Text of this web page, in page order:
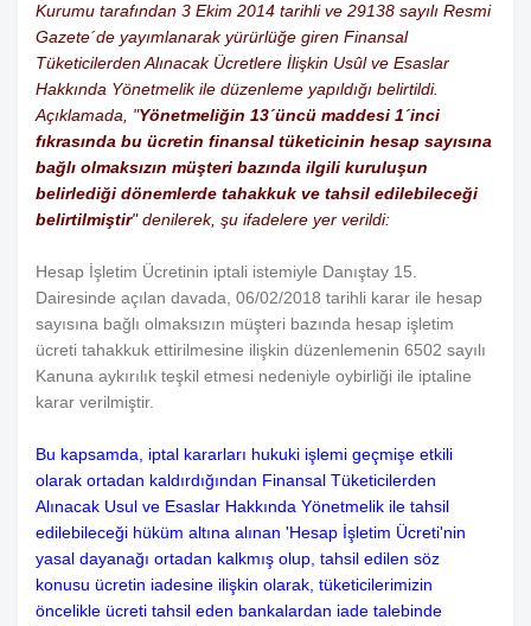
Kurumu tarafından 3 Ekim 2014 tarihli ve 29138 sayılı Resmi
Gazete´de yayımlanarak yürürlüğe giren Finansal
Tüketicilerden Alınacak Ücretlere İlişkin Usûl ve Esaslar
Hakkında Yönetmelik ile düzenleme yapıldığı belirtildi.
Açıklamada, "Yönetmeliğin 13´üncü maddesi 1´inci
fıkrasında bu ücretin finansal tüketicinin hesap sayısına
bağlı olmaksızın müşteri bazında ilgili kuruluşun
belirlediği dönemlerde tahakkuk ve tahsil edilebileceği
belirtilmiştir" denilerek, şu ifadelere yer verildi:
Hesap İşletim Ücretinin iptali istemiyle Danıştay 15.
Dairesinde açılan davada, 06/02/2018 tarihli karar ile hesap
sayısına bağlı olmaksızın müşteri bazında hesap işletim
ücreti tahakkuk ettirilmesine ilişkin düzenlemenin 6502 sayılı
Kanuna aykırılık teşkil etmesi nedeniyle oybirliği ile iptaline
karar verilmiştir.
Bu kapsamda, iptal kararları hukuki işlemi geçmişe etkili
olarak ortadan kaldırdığından Finansal Tüketicilerden
Alınacak Usul ve Esaslar Hakkında Yönetmelik ile tahsil
edilebileceği hüküm altına alınan 'Hesap İşletim Ücreti'nin
yasal dayanağı ortadan kalkmış olup, tahsil edilen söz
konusu ücretin iadesine ilişkin olarak, tüketicilerimizin
öncelikle ücreti tahsil eden bankalardan iade talebinde